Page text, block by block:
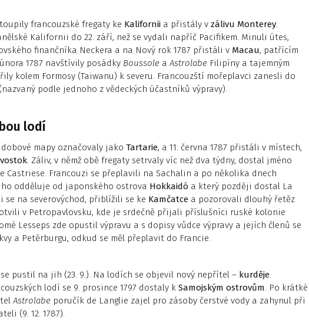
francouzské fregaty ke Kalifornii a přistály v zálivu Monterey.
Kalifornii do 22. září, než se vydali napříč Pacifikem. Minuli útes,
finančníka Neckera a na Nový rok 1787 přistáli v Macau, patřícím
1787 navštívily posádky Boussole a Astrolabe Filipíny a tajemným
kolem Formosy (Taiwanu) k severu. Francouzští mořeplavci zanesli do
podle jednoho z vědeckých účastníků výpravy).
lodí
mapy označovaly jako Tartarie, a 11. června 1787 přistáli v místech,
. Záliv, v němž obě fregaty setrvaly víc než dva týdny, dostal jméno
Castriese. Francouzi se přeplavili na Sachalin a po několika dnech
odděluje od japonského ostrova Hokkaidó a který později dostal La
se na severovýchod, přiblížili se ke Kamčatce a pozorovali dlouhý řetěz
v Petropavlovsku, kde je srdečně přijali příslušníci ruské kolonie
Lesseps zde opustil výpravu a s dopisy vůdce výpravy a jejích členů se
a Petěrburgu, odkud se měl přeplavit do Francie.
pustil na jih (23. 9.). Na lodích se objevil nový nepřítel – kurděje.
lodí se 9. prosince 1797 dostaly k Samojským ostrovům. Po krátké
Astrolabe poručík de Langlie zajel pro zásoby čerstvé vody a zahynul při
(9. 12. 1787).